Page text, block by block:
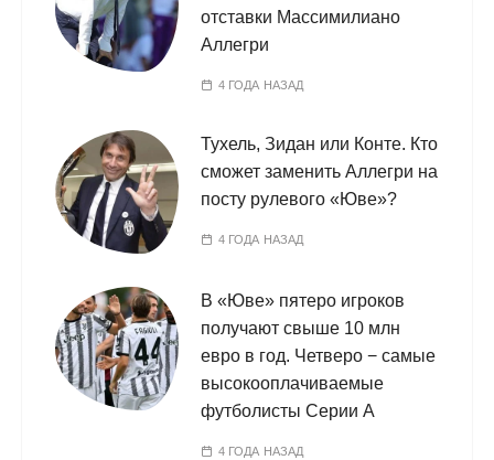
отставки Массимилиано
Аллегри
4 ГОДА НАЗАД
Тухель, Зидан или Конте. Кто
сможет заменить Аллегри на
посту рулевого «Юве»?
4 ГОДА НАЗАД
В «Юве» пятеро игроков
получают свыше 10 млн
евро в год. Четверо − самые
высокооплачиваемые
футболисты Серии А
4 ГОДА НАЗАД